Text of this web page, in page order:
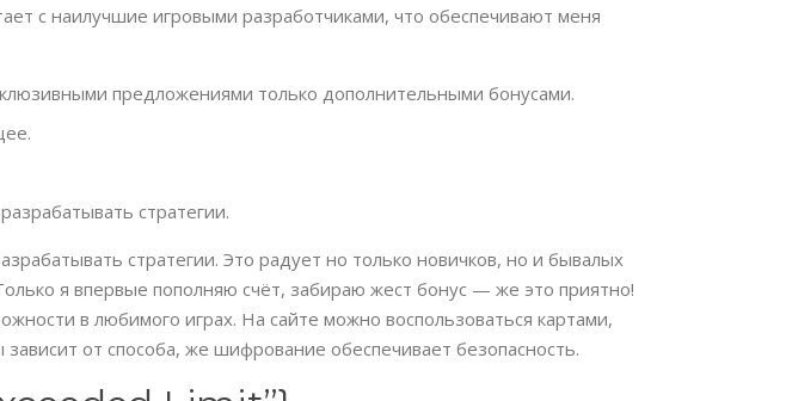
с наилучшие игровыми разработчиками, что обеспечивают меня
предложениями только дополнительными бонусами.
стратегии.
стратегии. Это радует но только новичков, но и бывалых
я впервые пополняю счёт, забираю жест бонус — же это приятно!
в любимого играх. На сайте можно воспользоваться картами,
от способа, же шифрование обеспечивает безопасность.